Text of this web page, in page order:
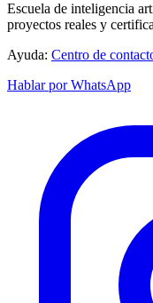
Escuela de inteligencia
proyectos reales y
Ayuda: Centro de
Hablar por WhatsApp